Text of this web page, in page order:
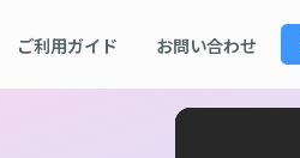
ご利用ガイド お問い合わせ